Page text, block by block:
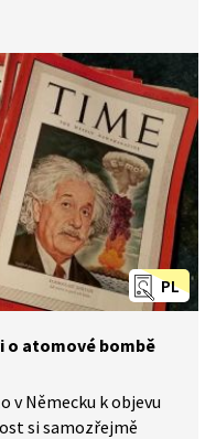
je ve videu
jeho osobnostní
Manhattan, ale
slov „Now
of worlds”,
prověrkou
vědě.
PL
o atomové bombě
v Německu k objevu
si samozřejmě